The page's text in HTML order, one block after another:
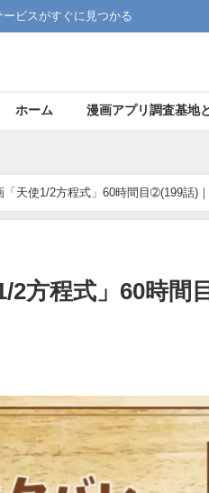
ビスがすぐに見つかる
ホーム 漫画アプリ調査基地
「天使1/2方程式」60時間目➁(199話)
2方程式」60時間